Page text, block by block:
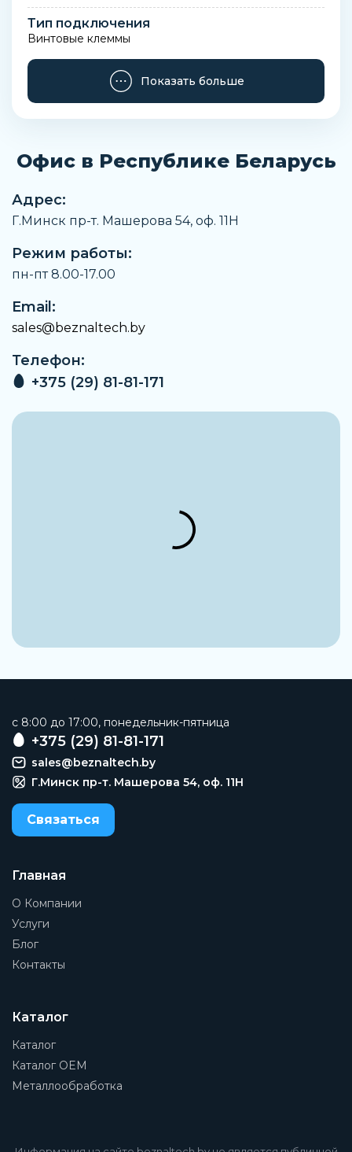
Тип подключения
Винтовые клеммы
Длина упаковки
Ширина упаковки
Высота упаковки
Вес
0,653 кг
Артикул
3RT2023-1FB44-3MA0
Производитель
Встроенный блок-контакт (для применений SUVA),
встроенный диод
Тип оборудования
Показать больше
Офис в Республике Беларусь
Адрес:
Г.Минск пр-т. Машерова 54, оф. 11H
Режим работы:
пн-пт 8.00-17.00
Email:
sales@beznaltech.by
Телефон:
+375 (29) 81-81-171
c 8:00 до 17:00, понедельник-пятница
+375 (29) 81-81-171
sales@beznaltech.by
Г.Минск пр-т. Машерова 54, оф. 11H
Связаться
Главная
О Компании
Услуги
Блог
Контакты
Каталог
Каталог
Каталог OEM
Металлообработка